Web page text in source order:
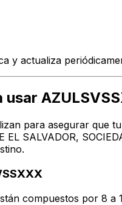
y actualiza
para asegurar que
EL SALVADOR,
compuestos por 8